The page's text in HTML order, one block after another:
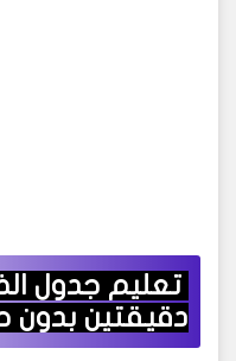
تعليم جدول
دقيقتين